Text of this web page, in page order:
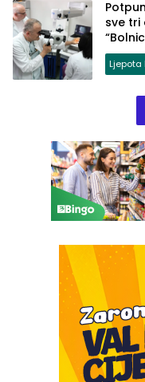
sve tri
Ljepota